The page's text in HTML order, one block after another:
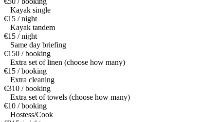
Kayak single
€15 / night
Kayak tandem
€15 / night
Same day briefing
€150 / booking
Extra set of linen (choose how many)
€15 / booking
Extra cleaning
€310 / booking
Extra set of towels (choose how many)
€10 / booking
Hostess/Cook